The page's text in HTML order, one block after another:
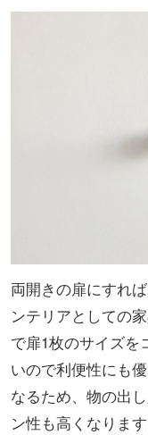
両開きの扉にすれ
ンテリアとしての
で扉1枚のサイズを
いので利便性にも
なるため、物の出
ン性も高くなります